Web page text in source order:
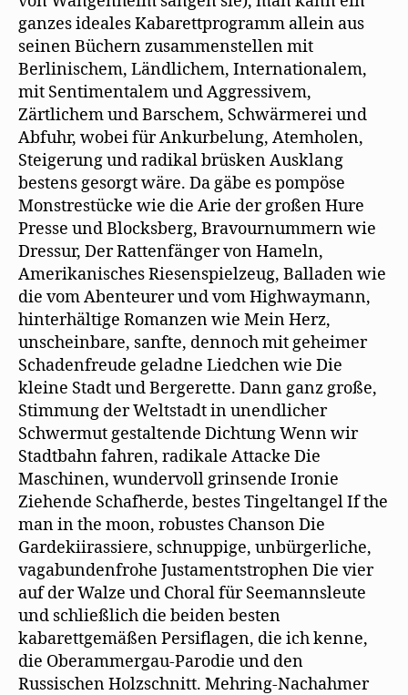
ganzes ideales Kabarettprogramm allein aus
seinen Büchern zusammenstellen mit
Berlinischem, Ländlichem, Internationalem,
mit Sentimentalem und Aggressivem,
Zärtlichem und Barschem, Schwärmerei und
Abfuhr, wobei für Ankurbelung, Atemholen,
Steigerung und radikal brüsken Ausklang
bestens gesorgt wäre. Da gäbe es pompöse
Monstrestücke wie die Arie der großen Hure
Presse und Blocksberg, Bravournummern wie
Dressur, Der Rattenfänger von Hameln,
Amerikanisches Riesenspielzeug, Balladen wie
die vom Abenteurer und vom Highwaymann,
hinterhältige Romanzen wie Mein Herz,
unscheinbare, sanfte, dennoch mit geheimer
Schadenfreude geladne Liedchen wie Die
kleine Stadt und Bergerette. Dann ganz große,
Stimmung der Weltstadt in unendlicher
Schwermut gestaltende Dichtung Wenn wir
Stadtbahn fahren, radikale Attacke Die
Maschinen, wundervoll grinsende Ironie
Ziehende Schafherde, bestes Tingeltangel If the
man in the moon, robustes Chanson Die
Gardekiirassiere, schnuppige, unbürgerliche,
vagabundenfrohe Justamentstrophen Die vier
auf der Walze und Choral für Seemannsleute
und schließlich die beiden besten
kabarettgemäßen Persiflagen, die ich kenne,
die Oberammergau-Parodie und den
Russischen Holzschnitt. Mehring-Nachahmer